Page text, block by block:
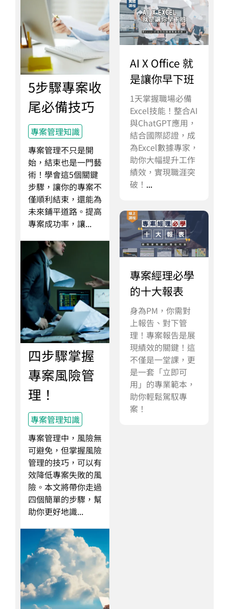
5步驟專案收
尾必備技巧
專案管理知識
專案管理不只是開
始，結束也是一門藝
術！學會這5個關鍵
步驟，讓你的專案不
僅順利結束，還能為
未來鋪平道路。提高
專案成功率，讓...
四步驟掌握
專案風險管
理！
專案管理知識
專案管理中，風險無
可避免，但掌握風險
管理的技巧，可以有
效降低專案失敗的風
險。本文將帶你走過
四個簡單的步驟，幫
助你更好地識...
AI X Office 就
是讓你早下班
1天掌握職場必備
Excel技能！整合AI
與ChatGPT應用，
結合國際認證，成
為Excel數據專家，
助你大幅提升工作
績效，實現職涯突
破！ ...
專案經理必學
的十大報表
身為PM，你需對
上報告、對下管
理！專案報告是展
現績效的關鍵！這
不僅是一堂課，更
是一套「立即可
用」的專業範本，
助你輕鬆駕馭專
案！